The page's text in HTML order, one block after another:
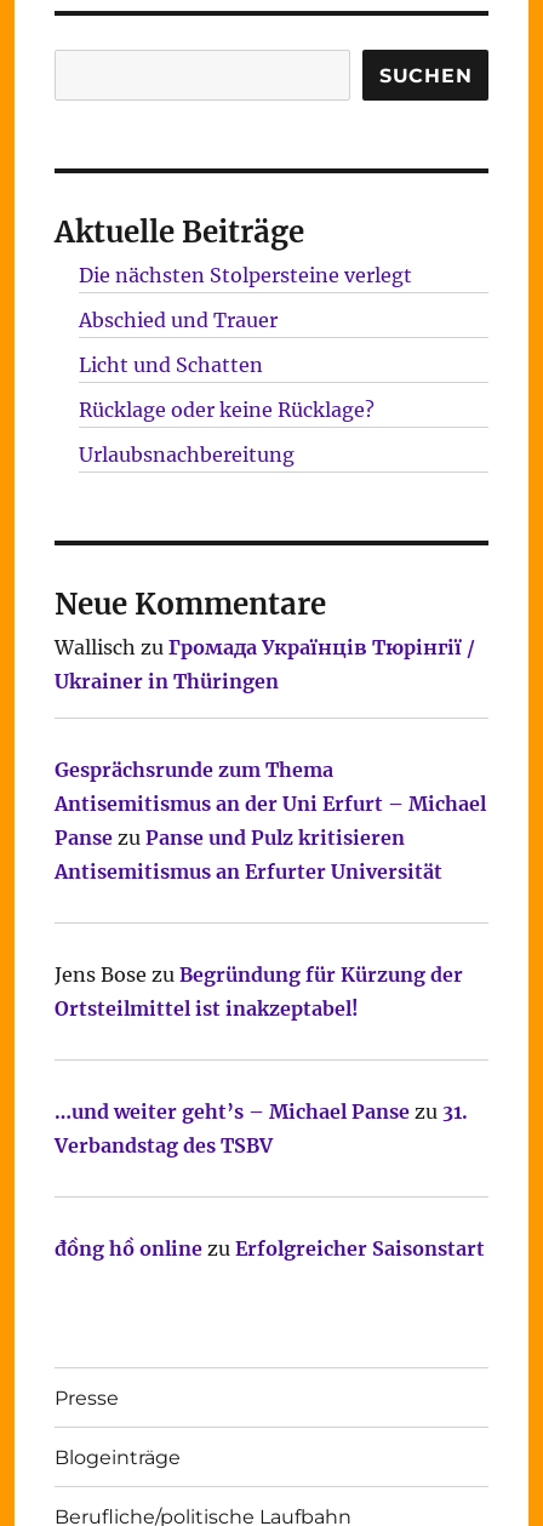
SUCHEN
Aktuelle Beiträge
Die nächsten Stolpersteine verlegt
Abschied und Trauer
Licht und Schatten
Rücklage oder keine Rücklage?
Urlaubsnachbereitung
Neue Kommentare
Wallisch zu Громада Українців Тюрінгії /
Ukrainer in Thüringen
Gesprächsrunde zum Thema
Antisemitismus an der Uni Erfurt – Michael
Pansezu Panse und Pulz kritisieren
Antisemitismus an Erfurter Universität
Jens Bose zu Begründung für Kürzung der
Ortsteilmittel ist inakzeptabel!
…und weiter geht’s – Michael Pansezu 31.
Verbandstag des TSBV
đồng hồ onlinezu Erfolgreicher Saisonstart
Presse
Blogeinträge
Berufliche/politische Laufbahn